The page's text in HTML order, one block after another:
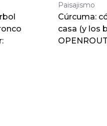
Paisajismo
Cúrcuma:
casa (y los